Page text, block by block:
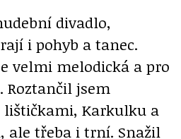
divadlo,
i pohyb a tanec.
velmi melodická a pro
Roztančil jsem
Karkulku a
ale třeba i trní. Snažil